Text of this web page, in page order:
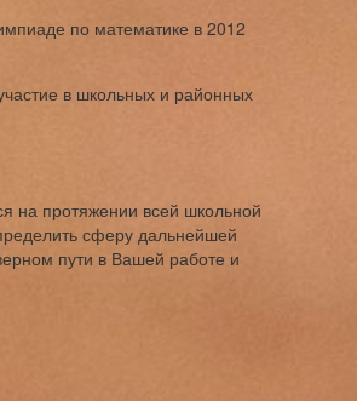
по математике в 2012
в школьных и районных
на протяжении всей школьной
сферу дальнейшей
пути в Вашей работе и